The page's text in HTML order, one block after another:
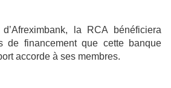
la RCA bénéficiera
de financement que cette banque
accorde à ses membres.